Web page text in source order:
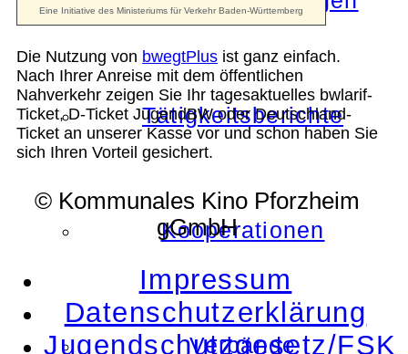
Tätigkeitsberichte
Kooperationen
Verbände
Die Nutzung von bwegtPlus ist ganz einfach.
Nach Ihrer Anreise mit dem öffentlichen
Nahverkehr zeigen Sie Ihr tagesaktuelles bwlarif-
Ticket, D-Ticket JugendBW oder Deutschland-
Ticket an unserer Kasse vor und schon haben Sie
sich Ihren Vorteil gesichert.
© Kommunales Kino Pforzheim
gGmbH
Impressum
Datenschutzerklärung
Jugendschutzgesetz/FSK